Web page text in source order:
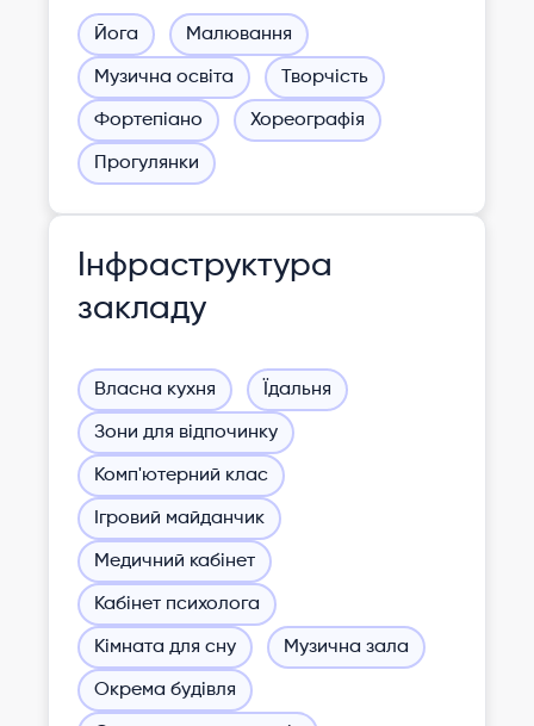
Йога Малювання
Музична освіта Творчість
Фортепіано Хореографія
Прогулянки
Інфраструктура
закладу
Власна кухня Їдальня
Зони для відпочинку
Комп'ютерний клас
Ігровий майданчик
Медичний кабінет
Кабінет психолога
Кімната для сну Музична зала
Окрема будівля